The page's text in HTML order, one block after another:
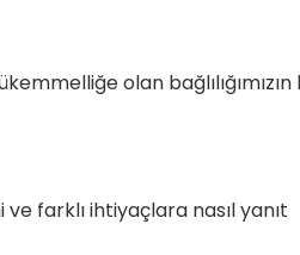
olan bağlılığımızın
farklı ihtiyaçlara nasıl yanıt